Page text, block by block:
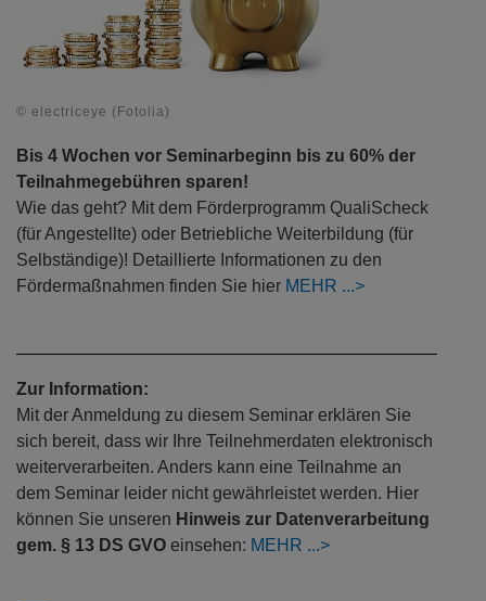
© electriceye (Fotolia)
Bis 4 Wochen vor Seminarbeginn bis zu 60% der
Teilnahmegebühren sparen!
Wie das geht? Mit dem Förderprogramm QualiScheck
(für Angestellte) oder Betriebliche Weiterbildung (für
Selbständige)! Detaillierte Informationen zu den
Fördermaßnahmen finden Sie hier MEHR
Zur Information:
Mit der Anmeldung zu diesem Seminar erklären Sie
sich bereit, dass wir Ihre Teilnehmerdaten elektronisch
weiterverarbeiten. Anders kann eine Teilnahme an
dem Seminar leider nicht gewährleistet werden. Hier
können Sie unseren Hinweis zur Datenverarbeitung
gem. § 13 DS GVO einsehen: MEHR